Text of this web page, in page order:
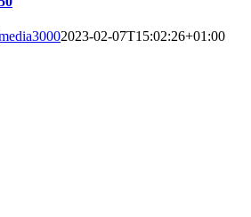
2023-02-07T15:02:26+01:00